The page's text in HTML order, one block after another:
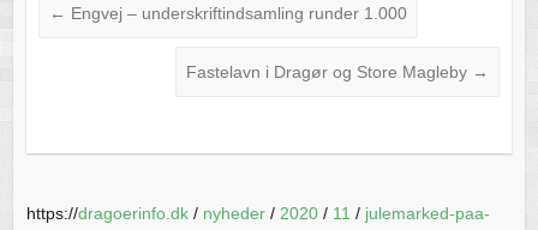
← Engvej – underskriftindsamling runder 1.000
Fastelavn i Dragør og Store Magleby →
https://dragoerinfo.dk/ nyheder/ 2020/ 11 / julemarked-paa-